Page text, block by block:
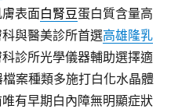
表面白腎豆蛋白質含量高
與醫美診所首選高雄隆乳
診所光學儀器輔助選擇適
案種類多施打白化水晶體
唯有早期白內障無明顯症狀